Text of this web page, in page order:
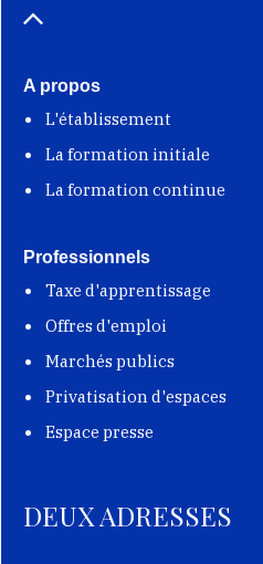
A propos
L'établissement
La formation initiale
La formation continue
Professionnels
Taxe d'apprentissage
Offres d'emploi
Marchés publics
Privatisation d'espaces
Espace presse
DEUX ADRESSES